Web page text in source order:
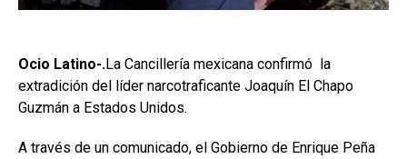
Ocio Latino-.La Cancillería mexicana confirmó la
extradición del líder narcotraficante Joaquín El Chapo
Guzmán a Estados Unidos.
A través de un comunicado, el Gobierno de Enrique Peña